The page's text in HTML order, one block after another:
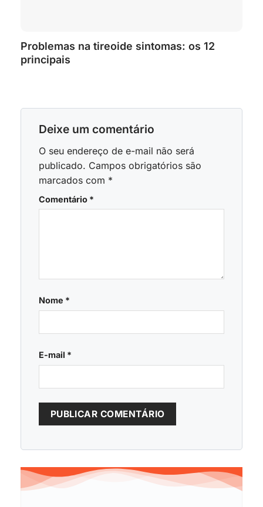
Problemas na tireoide sintomas: os 12
principais
Deixe um comentário
O seu endereço de e-mail não será
publicado. Campos obrigatórios são
marcados com *
Comentário *
Nome *
E-mail *